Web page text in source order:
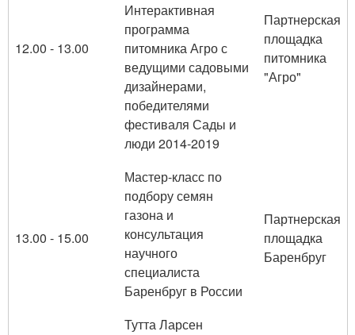
12.00 - 13.00
Интерактивная
программа
питомника Агро с
ведущими садовыми
дизайнерами,
победителями
фестиваля Сады и
люди 2014-2019
Партнерская
площадка
питомника
"Агро"
13.00 - 15.00
Мастер-класс по
подбору семян
газона и
консультация
научного
специалиста
Баренбруг в России
Партнерская
площадка
Баренбруг
Тутта Ларсен